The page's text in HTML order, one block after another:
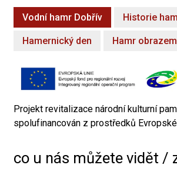
Vodní hamr Dobřív Historie
Hamernický den Hamr obrazem
Projekt revitalizace národní kulturní
spolufinancován z prostředků
co u nás můžete vidět /